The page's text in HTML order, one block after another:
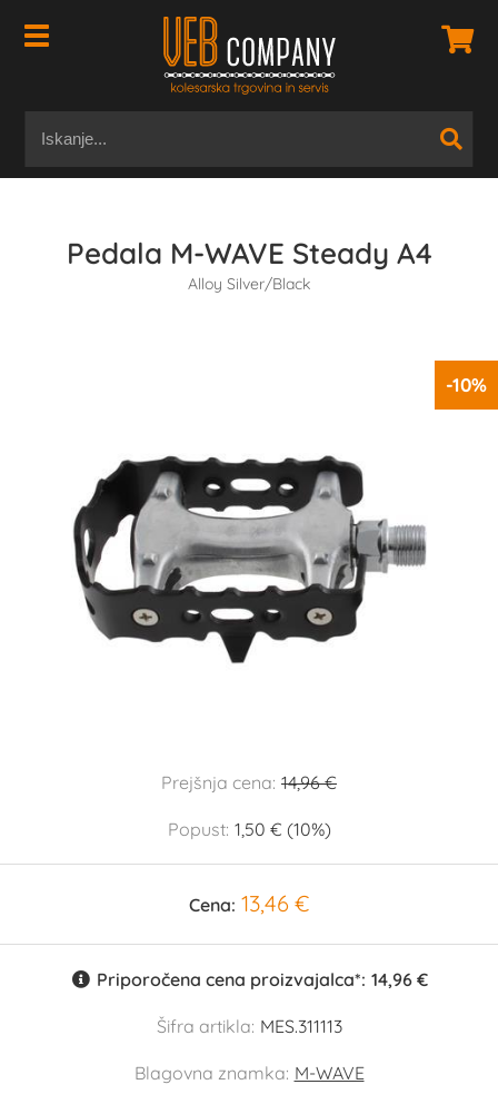
Pedala M-WAVE Steady A4
Alloy Silver/Black
-10%
Prejšnja cena: 14,96 €
Popust: 1,50 € (10%)
Cena: 13,46 €
Priporočena cena proizvajalca*: 14,96 €
Šifra artikla: MES.311113
Blagovna znamka: M-WAVE